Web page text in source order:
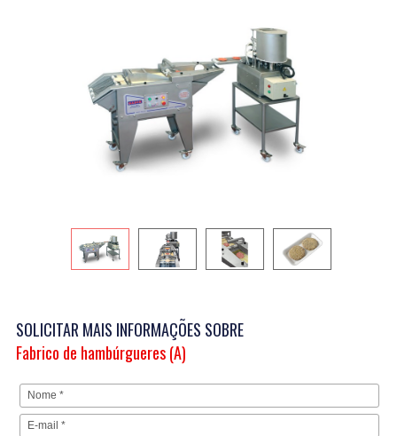
SOLICITAR MAIS INFORMAÇÕES SOBRE
Fabrico de hambúrgueres (A)